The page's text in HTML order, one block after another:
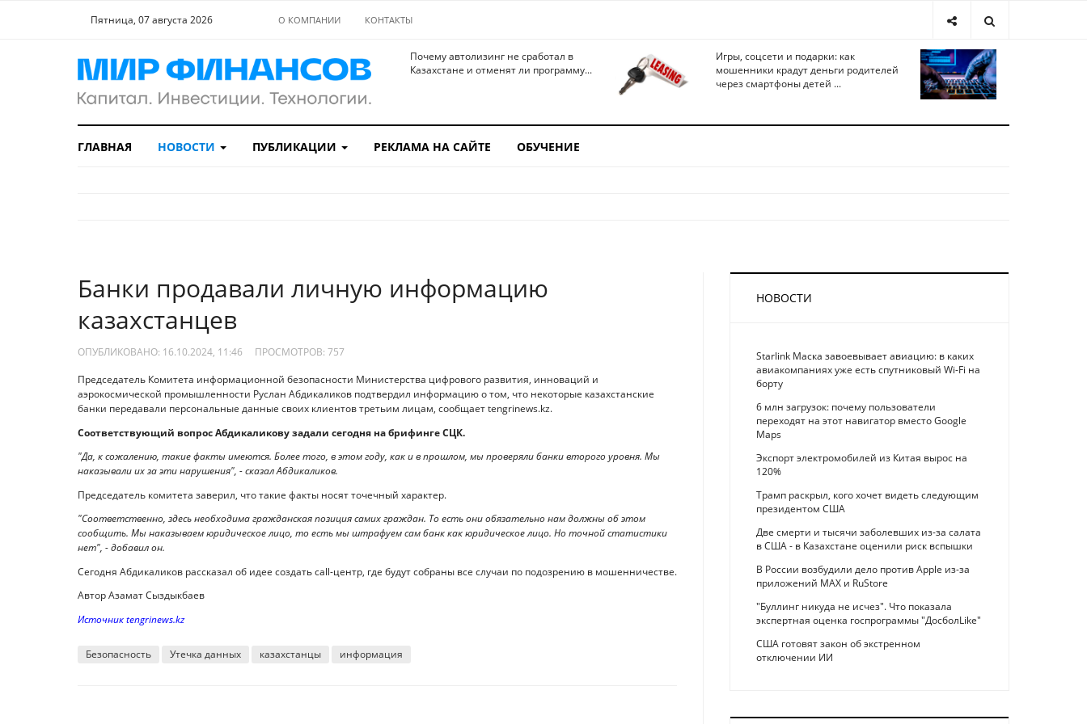
Пятница, 07 августа 2026 О КОМПАНИИ КОНТАКТЫ
Почему автолизинг не сработал в
Казахстане и отменят ли программу...
Игры, соцсети и подарки: как
мошенники крадут деньги родителей
через смартфоны детей ...
ГЛАВНАЯ НОВОСТИ ПУБЛИКАЦИИ РЕКЛАМА НА САЙТЕ ОБУЧЕНИЕ
Банки продавали личную информацию
казахстанцев
ОПУБЛИКОВАНО: 16.10.2024, 11:46 ПРОСМОТРОВ: 757
Председатель Комитета информационной безопасности Министерства цифрового развития, инноваций и
аэрокосмической промышленности Руслан Абдикаликов подтвердил информацию о том, что некоторые казахстанские
банки передавали персональные данные своих клиентов третьим лицам, сообщает tengrinews.kz.
Соответствующий вопрос Абдикаликову задали сегодня на брифинге СЦК.
"Да, к сожалению, такие факты имеются. Более того, в этом году, как и в прошлом, мы проверяли банки второго уровня. Мы
наказывали их за эти нарушения", - сказал Абдикаликов.
Председатель комитета заверил, что такие факты носят точечный характер.
"Соответственно, здесь необходима гражданская позиция самих граждан. То есть они обязательно нам должны об этом
сообщить. Мы наказываем юридическое лицо, то есть мы штрафуем сам банк как юридическое лицо. Но точной статистики
нет", - добавил он.
Сегодня Абдикаликов рассказал об идее создать call-центр, где будут собраны все случаи по подозрению в мошенничестве.
Автор Азамат Сыздыкбаев
Источник tengrinews.kz
Безопасность Утечка данных казахстанцы информация
НОВОСТИ
Starlink Маска завоевывает авиацию: в каких
авиакомпаниях уже есть спутниковый Wi-Fi на
борту
6 млн загрузок: почему пользователи
переходят на этот навигатор вместо Google
Maps
Экспорт электромобилей из Китая вырос на
120%
Трамп раскрыл, кого хочет видеть следующим
президентом США
Две смерти и тысячи заболевших из-за салата
в США - в Казахстане оценили риск вспышки
В России возбудили дело против Apple из-за
приложений MAX и RuStore
"Буллинг никуда не исчез". Что показала
экспертная оценка госпрограммы "ДосболLike"
США готовят закон об экстренном
отключении ИИ